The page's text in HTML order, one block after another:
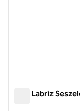
Niva Labriz